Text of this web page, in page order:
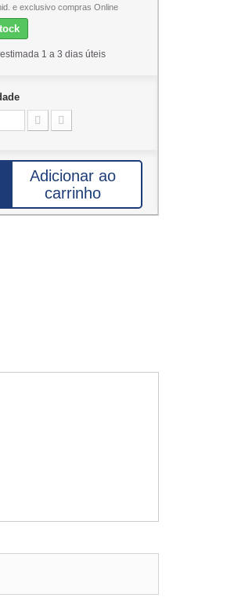
e exclusivo compras Online
1 a 3 dias úteis
Adicionar ao
carrinho